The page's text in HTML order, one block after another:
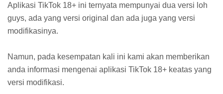
Aplikasi TikTok 18+ ini ternyata mempunyai dua versi loh
guys, ada yang versi original dan ada juga yang versi
modifikasinya.
Namun, pada kesempatan kali ini kami akan memberikan
anda informasi mengenai aplikasi TikTok 18+ keatas yang
versi modifikasi.